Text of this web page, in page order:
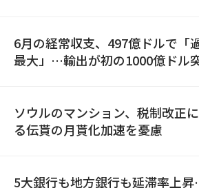
6月の経常収支、497億ドルで「
最大」…輸出が初の1000億ドル
ソウルのマンション、税制改正
る伝貰の月貰化加速を憂慮
5大銀行も地方銀行も延滞率上